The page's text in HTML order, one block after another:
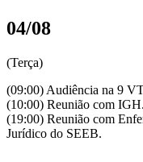
04/08
(Terça)
(09:00) Audiência na 9
(10:00) Reunião com IGH.
(19:00) Reunião com
Jurídico do SEEB.